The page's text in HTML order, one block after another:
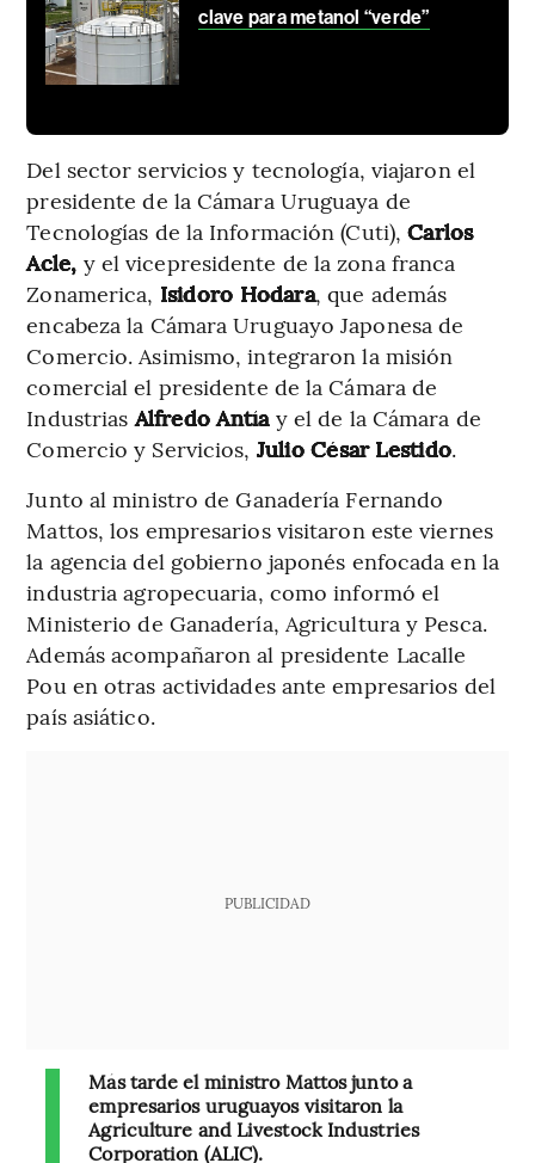
clave para metanol “verde”
Del sector servicios y tecnología, viajaron el
presidente de la Cámara Uruguaya de
Tecnologías de la Información (Cuti),Carlos
Acle, y el vicepresidente de la zona franca
Zonamerica, Isidoro Hodara, que además
encabeza la Cámara Uruguayo Japonesa de
Comercio. Asimismo, integraron la misión
comercial el presidente de la Cámara de
IndustriasAlfredo Antíay el de la Cámara de
Comercio y Servicios, Julio César Lestido.
Junto al ministro de Ganadería Fernando
Mattos, los empresarios visitaron este viernes
la agencia del gobierno japonés enfocada en la
industria agropecuaria, como informó el
Ministerio de Ganadería, Agricultura y Pesca.
Además acompañaron al presidente Lacalle
Pou en otras actividades ante empresarios del
país asiático.
PUBLICIDAD
Más tarde el ministro Mattos junto a
empresarios uruguayos visitaron la
Agriculture and Livestock Industries
Corporation (ALIC).